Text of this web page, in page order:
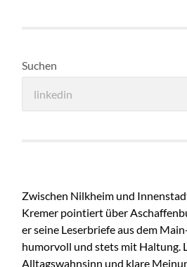
Suchen
Zwischen Nilkheim und
Kremer pointiert über
er seine Leserbriefe aus dem
humorvoll und stets mit Haltung.
Alltagswahnsinn und klare